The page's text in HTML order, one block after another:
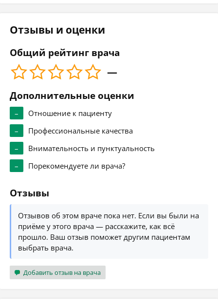
Отзывы и оценки
Общий рейтинг врача
—
Дополнительные оценки
–
Отношение к пациенту
–
Профессиональные качества
–
Внимательность и пунктуальность
–
Порекомендуете ли врача?
Отзывы
Отзывов об этом враче пока нет. Если вы были на
приёме у этого врача — расскажите, как всё
прошло. Ваш отзыв поможет другим пациентам
выбрать врача.
Добавить отзыв на врача